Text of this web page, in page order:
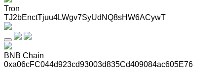
Tron
TJ2bEnctTjuu4LWgv7SyUdNQ8sHW6ACywT
BNB Chain
0xa06cFC044d923cd93003d835Cd409084ac605E76